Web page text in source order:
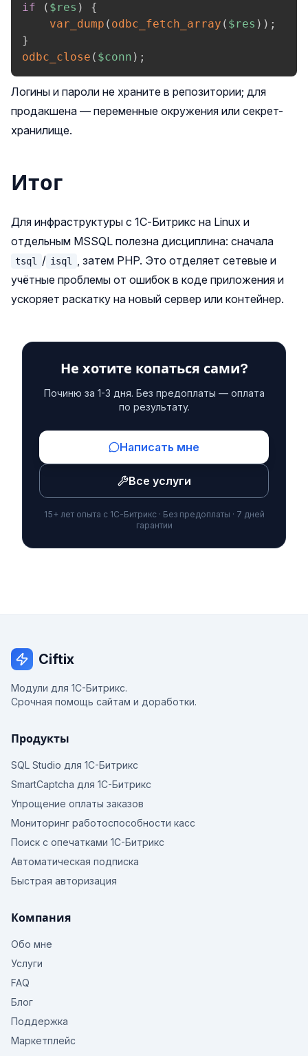
if
( $res )
{
var_dump ( odbc_fetch_array ( $res ) ) ;
}
odbc_close ( $conn ) ;
Логины и пароли не храните в репозитории; для
продакшена — переменные окружения или секрет-
хранилище.
Итог
Для инфраструктуры с 1С‑Битрикс на Linux и
отдельным MSSQL полезна дисциплина: сначала
tsql / isql
, затем PHP. Это отделяет сетевые и
учётные проблемы от ошибок в коде приложения и
ускоряет раскатку на новый сервер или контейнер.
Не хотите копаться сами?
Починю за 1-3 дня. Без предоплаты — оплата
по результату.
Написать мне
Все услуги
15+ лет опыта с 1С-Битрикс · Без предоплаты · 7 дней
гарантии
Ciftix
Модули для 1С-Битрикс.
Срочная помощь сайтам и доработки.
Продукты
SQL Studio для 1С-Битрикс
SmartCaptcha для 1С-Битрикс
Упрощение оплаты заказов
Мониторинг работоспособности касс
Поиск с опечатками 1С-Битрикс
Автоматическая подписка
Быстрая авторизация
Компания
Обо мне
Услуги
FAQ
Блог
Поддержка
Маркетплейс